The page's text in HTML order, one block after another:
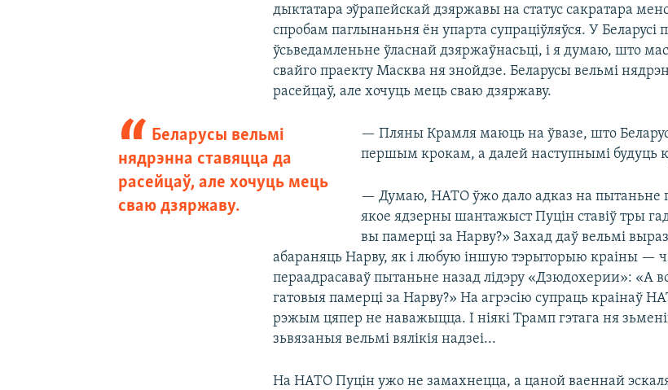
дыктатара эўрапейскай дзяржавы на статус сакратара
спробам паглынаньня ён упарта супраціўляўся. У Беларусі
ўсьведамленьне ўласнай дзяржаўнасьці, і я думаю, што
свайго праекту Масква ня знойдзе. Беларусы вельмі
расейцаў, але хочуць мець сваю дзяржаву.
Беларусы вельмі
нядрэнна ставяцца да
расейцаў, але хочуць мець
сваю дзяржаву.
— Пляны Крамля маюць на ўвазе, што
першым крокам, а далей наступнымі будуць
— Думаю, НАТО ўжо дало адказ на пытаньне
якое ядзерны шантажыст Пуцін ставіў тры
вы памерці за Нарву?» Захад даў вельмі
абараняць Нарву, як і любую іншую тэрыторыю краіны —
пераадрасаваў пытаньне назад лідэру «Дзюдохерии»: «А
гатовыя памерці за Нарву?» На агрэсію супраць краінаў
рэжым цяпер не наважыцца. І ніякі Трамп гэтага ня
зьвязаныя вельмі вялікія надзеі...
На НАТО Пуцін ужо не замахнецца, а цаной ваеннай